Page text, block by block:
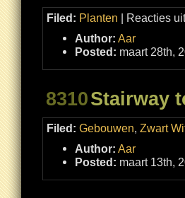
Filed: Planten | Reacties
Author: Aar
Posted: maart 28th,
8310Stairway
Filed: Gebouwen, Zwart
Author: Aar
Posted: maart 13th,